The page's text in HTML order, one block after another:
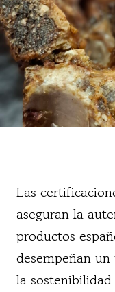
Las
aseguran la
productos
desempeñan
la